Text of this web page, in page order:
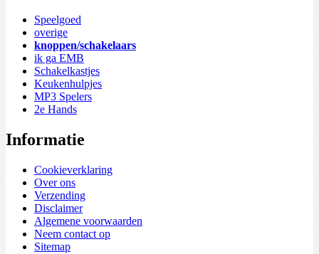
Speelgoed
overige
knoppen/schakelaars
ik ga EMB
Schakelkastjes
Keukenhulpjes
MP3 Spelers
2e Hands
Informatie
Cookieverklaring
Over ons
Verzending
Disclaimer
Algemene voorwaarden
Neem contact op
Sitemap